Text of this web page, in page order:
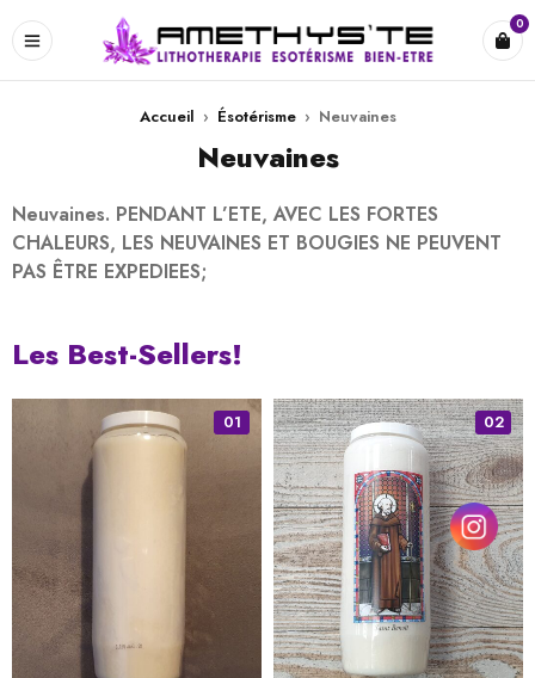
0
Accueil › Ésotérisme › Neuvaines
Neuvaines
Neuvaines. PENDANT L’ETE, AVEC LES FORTES
CHALEURS, LES NEUVAINES ET BOUGIES NE PEUVENT
PAS ÊTRE EXPEDIEES;
Les Best-Sellers!
01 02